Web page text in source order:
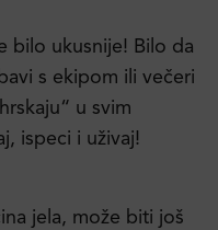
bilo ukusnije! Bilo da
s ekipom ili večeri
u svim
ispeci i uživaj!
jela, može biti još